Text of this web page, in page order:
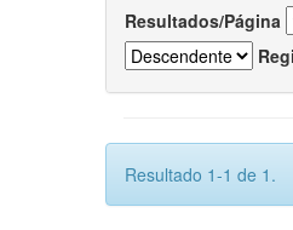
Resultados/Página
Resultado 1-1 de 1.